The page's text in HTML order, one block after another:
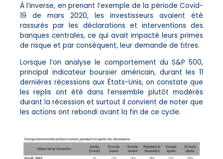
À l’inverse, en prenant l’exemple de la période Covid-
19 de mars 2020, les investisseurs avaient été
rassurés par les déclarations et interventions des
banques centrales, ce qui avait impacté leurs primes
de risque et par conséquent, leur demande de titres.
Lorsque l’on analyse le comportement du S&P 500,
principal indicateur boursier américain, durant les 11
dernières récessions aux États-Unis, on constate que
les replis ont été dans l’ensemble plutôt modérés
durant la récession et surtout il convient de noter que
les actions ont rebondi avant la fin de ce cycle.